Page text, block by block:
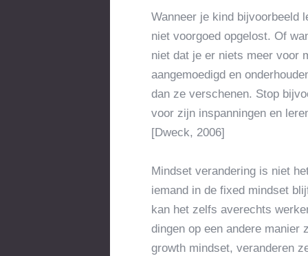
Wanneer je kind bijvoorbeeld
niet voorgoed opgelost. Of
niet dat je er niets meer voor
aangemoedigd en
dan ze verschenen. Stop
voor zijn inspanningen en
[Dweck, 2006]
Mindset verandering is niet
iemand in de fixed mindset
kan het zelfs averechts
dingen op een andere manier
growth mindset, veranderen